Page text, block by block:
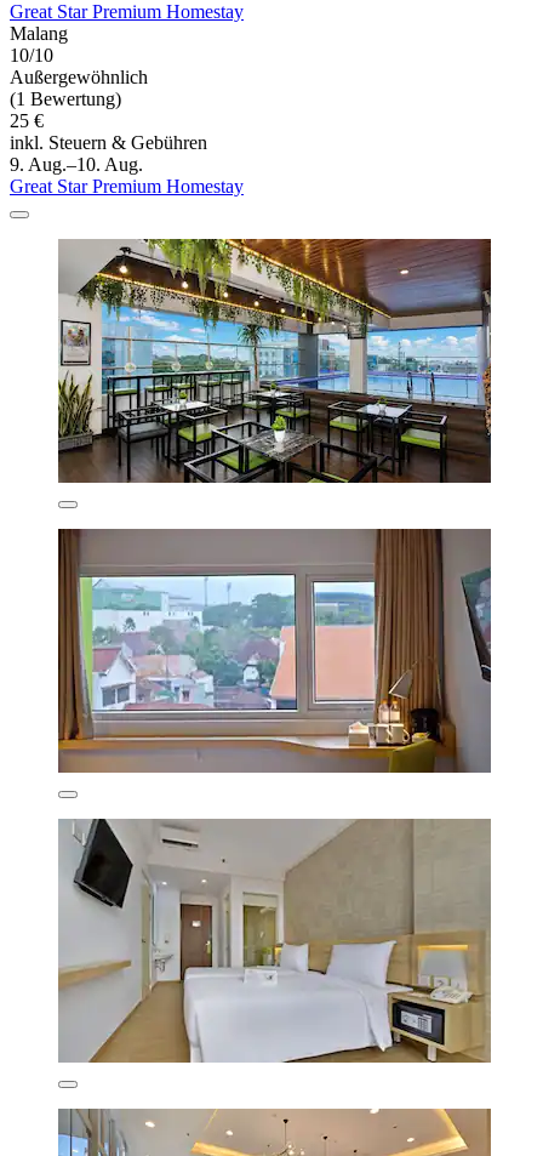
Great Star Premium Homestay
Malang
10/10
Außergewöhnlich
(1 Bewertung)
25 €
inkl. Steuern & Gebühren
9. Aug.–10. Aug.
Great Star Premium Homestay